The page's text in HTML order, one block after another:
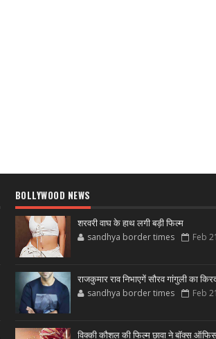
BOLLYWOOD NEWS
शरवरी वाघ के हाथ लगी बड़ी फिल्म
sandhya border times Feb
राजकुमार राव निभाएगें सौरव गांगुली का
sandhya border times Feb
विक्की कौशल की फिल्म छावा ने बॉक्स